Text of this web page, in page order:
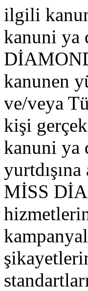
ilgili
kanuni ya
kanunen
ve/veya
kişi
kanuni ya
MİSS